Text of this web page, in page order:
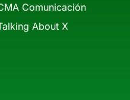
Comunicación
About X